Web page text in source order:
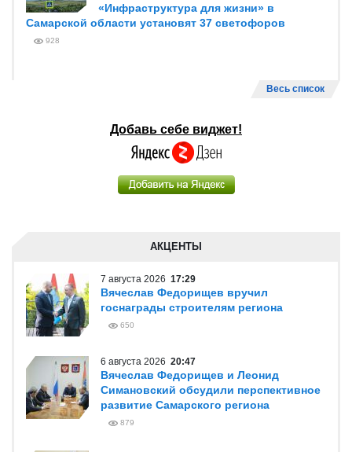
«Инфраструктура для жизни» в
Самарской области установят 37 светофоров
928
Весь список
Добавь себе виджет!
АКЦЕНТЫ
7 августа 2026 17:29
Вячеслав Федорищев вручил
госнаграды строителям региона
650
6 августа 2026 20:47
Вячеслав Федорищев и Леонид
Симановский обсудили перспективное
развитие Самарского региона
879